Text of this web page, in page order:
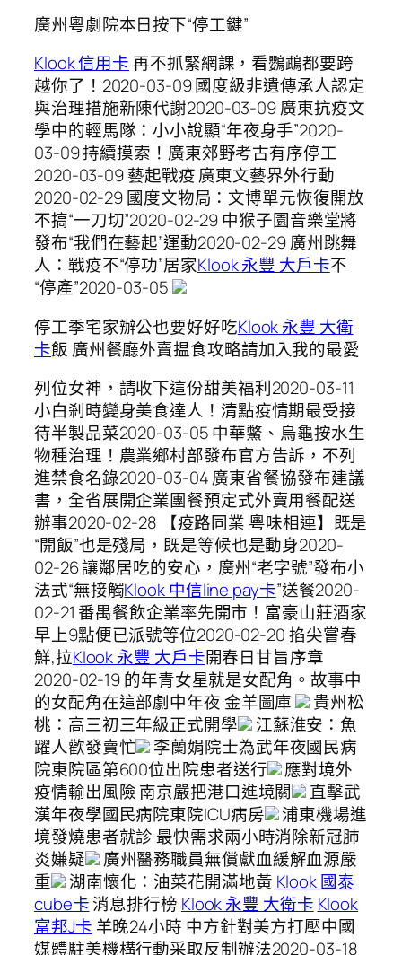
廣州粵劇院本日按下“停工鍵”
Klook 信用卡再不抓緊網課，看鸚鵡都要跨
越你了！2020-03-09 國度級非遺傳承人認定
與治理措施新陳代謝2020-03-09 廣東抗疫文
學中的輕馬隊：小小說顯“年夜身手”2020-
03-09 持續摸索！廣東郊野考古有序停工
2020-03-09 藝起戰疫 廣東文藝界外行動
2020-02-29 國度文物局：文博單元恢復開放
不搞“一刀切”2020-02-29 中猴子園音樂堂將
發布“我們在藝起”運動2020-02-29 廣州跳舞
人：戰疫不“停功”居家Klook 永豐 大戶卡不
“停產”2020-03-05
停工季宅家辦公也要好好吃Klook 永豐 大衛
卡飯 廣州餐廳外賣揾食攻略請加入我的最愛
列位女神，請收下這份甜美福利2020-03-11
小白剎時變身美食達人！清點疫情期最受接
待半製品菜2020-03-05 中華鱉、烏龜按水生
物種治理！農業鄉村部發布官方告訴，不列
進禁食名錄2020-03-04 廣東省餐協發布建議
書，全省展開企業團餐預定式外賣用餐配送
辦事2020-02-28 【疫路同業 粵味相連】既是
“開飯”也是殘局，既是等候也是動身2020-
02-26 讓鄰居吃的安心，廣州“老字號”發布小
法式“無接觸Klook 中信line pay卡”送餐2020-
02-21 番禺餐飲企業率先開市！富豪山莊酒家
早上9點便已派號等位2020-02-20 掐尖嘗春
鮮,拉Klook 永豐 大戶卡開春日甘旨序章
2020-02-19 的年青女星就是女配角。故事中
的女配角在這部劇中年夜 金羊圖庫
貴州松
桃：高三初三年級正式開學
江蘇淮安：魚
躍人歡發賣忙
李蘭娟院士為武年夜國民病
院東院區第600位出院患者送行
應對境外
疫情輸出風險 南京嚴把港口進境關
直擊武
漢年夜學國民病院東院ICU病房
浦東機場進
境發燒患者就診 最快需求兩小時消除新冠肺
炎嫌疑
廣州醫務職員無償獻血緩解血源嚴
重
湖南懷化：油菜花開滿地黃 Klook 國泰
cube卡消息排行榜 Klook 永豐 大衛卡 Klook
富邦J卡 羊晚24小時 中方針對美方打壓中國
媒體駐美機構行動采取反制辦法2020-03-18